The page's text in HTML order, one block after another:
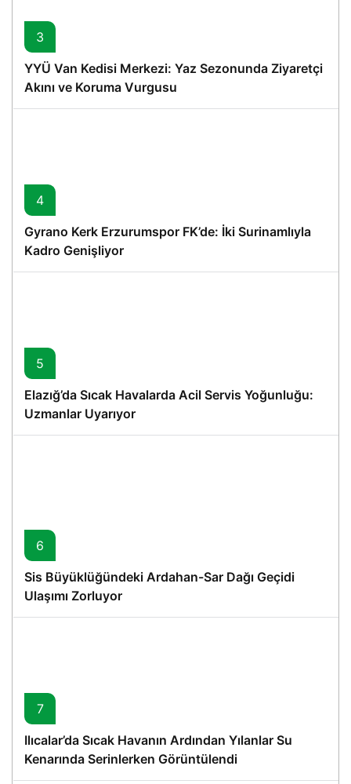
3
YYÜ Van Kedisi Merkezi: Yaz Sezonunda Ziyaretçi
Akını ve Koruma Vurgusu
4
Gyrano Kerk Erzurumspor FK’de: İki Surinamlıyla
Kadro Genişliyor
5
Elazığ’da Sıcak Havalarda Acil Servis Yoğunluğu:
Uzmanlar Uyarıyor
6
Sis Büyüklüğündeki Ardahan-Sar Dağı Geçidi
Ulaşımı Zorluyor
7
Ilıcalar’da Sıcak Havanın Ardından Yılanlar Su
Kenarında Serinlerken Görüntülendi